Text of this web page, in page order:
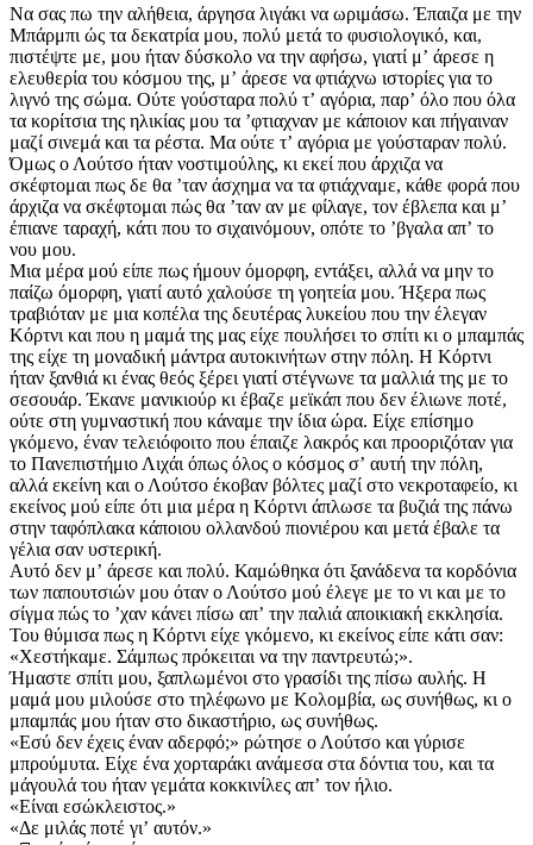
Να σας πω την αλήθεια, άργησα λιγάκι να ωριμάσω. Έπαιζα με την
Μπάρμπι ώς τα δεκατρία μου, πολύ μετά το φυσιολογικό, και,
πιστέψτε με, μου ήταν δύσκολο να την αφήσω, γιατί μʼ άρεσε η
ελευθερία του κόσμου της, μʼ άρεσε να φτιάχνω ιστορίες για το
λιγνό της σώμα. Ούτε γούσταρα πολύ τʼ αγόρια, παρʼ όλο που όλα
τα κορίτσια της ηλικίας μου τα ʼφτιαχναν με κάποιον και πήγαιναν
μαζί σινεμά και τα ρέστα. Μα ούτε τʼ αγόρια με γούσταραν πολύ.
Όμως ο Λούτσο ήταν νοστιμούλης, κι εκεί που άρχιζα να
σκέφτομαι πως δε θα ʼταν άσχημα να τα φτιάχναμε, κάθε φορά που
άρχιζα να σκέφτομαι πώς θα ʼταν αν με φίλαγε, τον έβλεπα και μʼ
έπιανε ταραχή, κάτι που το σιχαινόμουν, οπότε το ʼβγαλα απʼ το
νου μου.
Μια μέρα μού είπε πως ήμουν όμορφη, εντάξει, αλλά να μην το
παίζω όμορφη, γιατί αυτό χαλούσε τη γοητεία μου. Ήξερα πως
τραβιόταν με μια κοπέλα της δευτέρας λυκείου που την έλεγαν
Κόρτνι και που η μαμά της μας είχε πουλήσει το σπίτι κι ο μπαμπάς
της είχε τη μοναδική μάντρα αυτοκινήτων στην πόλη. Η Κόρτνι
ήταν ξανθιά κι ένας θεός ξέρει γιατί στέγνωνε τα μαλλιά της με το
σεσουάρ. Έκανε μανικιούρ κι έβαζε μεϊκάπ που δεν έλιωνε ποτέ,
ούτε στη γυμναστική που κάναμε την ίδια ώρα. Είχε επίσημο
γκόμενο, έναν τελειόφοιτο που έπαιζε λακρός και προοριζόταν για
το Πανεπιστήμιο Λιχάι όπως όλος ο κόσμος σʼ αυτή την πόλη,
αλλά εκείνη και ο Λούτσο έκοβαν βόλτες μαζί στο νεκροταφείο, κι
εκείνος μού είπε ότι μια μέρα η Κόρτνι άπλωσε τα βυζιά της πάνω
στην ταφόπλακα κάποιου ολλανδού πιονιέρου και μετά έβαλε τα
γέλια σαν υστερική.
Aυτό δεν μʼ άρεσε και πολύ. Καμώθηκα ότι ξανάδενα τα κορδόνια
των παπουτσιών μου όταν ο Λούτσο μού έλεγε με το νι και με το
σίγμα πώς το ʼχαν κάνει πίσω απʼ την παλιά αποικιακή εκκλησία.
Του θύμισα πως η Κόρτνι είχε γκόμενο, κι εκείνος είπε κάτι σαν:
«Χεστήκαμε. Σάμπως πρόκειται να την παντρευτώ;».
Ήμαστε σπίτι μου, ξαπλωμένοι στο γρασίδι της πίσω αυλής. Η
μαμά μου μιλούσε στο τηλέφωνο με Κολομβία, ως συνήθως, κι ο
μπαμπάς μου ήταν στο δικαστήριο, ως συνήθως.
«Εσύ δεν έχεις έναν αδερφό;» ρώτησε ο Λούτσο και γύρισε
μπρούμυτα. Είχε ένα χορταράκι ανάμεσα στα δόντια του, και τα
μάγουλά του ήταν γεμάτα κοκκινίλες απʼ τον ήλιο.
«Είναι εσώκλειστος.»
«Δε μιλάς ποτέ γιʼ αυτόν.»